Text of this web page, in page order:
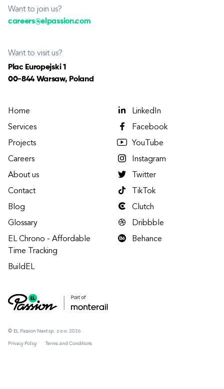
Want to join us?
careers@elpassion.com
Want to visit us?
Plac Europejski 1
00-844 Warsaw, Poland
© EL Passion Next sp. z o.o. 2026
Privacy Policy Terms and Conditions
Home
Services
Projects
Careers
About us
Contact
Blog
Glossary
EL Chrono - Affordable
Time Tracking
BuildEL
LinkedIn
Facebook
YouTube
Instagram
Twitter
TikTok
Clutch
Dribbble
Behance